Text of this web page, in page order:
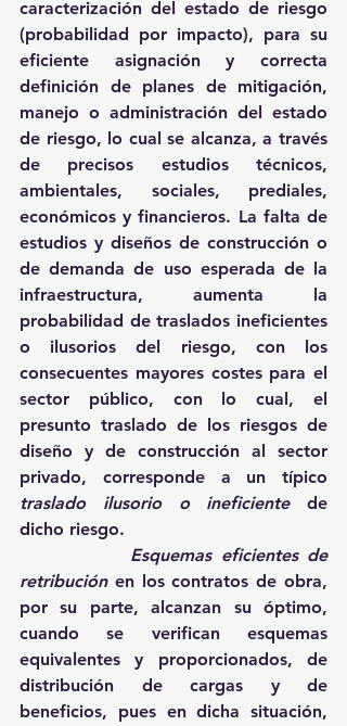
caracterización del estado de riesgo
(probabilidad por impacto), para su
eficiente asignación y correcta
definición de planes de mitigación,
manejo o administración del estado
de riesgo, lo cual se alcanza, a través
de precisos estudios técnicos,
ambientales, sociales, prediales,
económicos y financieros. La falta de
estudios y diseños de construcción o
de demanda de uso esperada de la
infraestructura, aumenta la
probabilidad de traslados ineficientes
o ilusorios del riesgo, con los
consecuentes mayores costes para el
sector público, con lo cual, el
presunto traslado de los riesgos de
diseño y de construcción al sector
traslado ilusorio o ineficiente de
dicho riesgo.
retribución en los contratos de obra,
por su parte, alcanzan su óptimo,
cuando se verifican esquemas
equivalentes y proporcionados, de
distribución de cargas y de
beneficios, pues en dicha situación,